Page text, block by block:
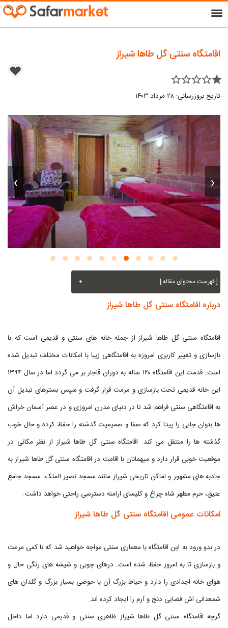
menu
اقامتگاه سنتی گل طاها شیراز
star_border star_border star_border star_border star
تاریخ بروزرسانی: ۲۸ مرداد ۱۴۰۳
‹
›
[ فهرست محتوای مقاله ] +
درباره اقامتگاه سنتی گل طاها شیراز
اقامتگاه سنتی گل طاها شیراز از جمله خانه های سنتی و قدیمی است که با
بازسازی و تغییر کاربری امروزه به اقامتگاهی زیبا با امکانات مختلف تبدیل شده
است. قدمت این اقامتگاه ۱۲۰ ساله به دوران قاجار بر می گردد اما در سال ۱۳۹۴
این خانه قدیمی تحت بازسازی و مرمت قرار گرفت و سپس بسترهای تبدیل آن
به اقامتگاهی سنتی فراهم شد تا در دنیای مدرن امروزی و در عصر آسمان خراش
ها بتوان جایی را پیدا کرد که صفا و صمیمیت گذشته را حفظ کرده و حال خوب
گذشته ها را منتقل می کند. اقامتگاه سنتی گل طاها شیراز از نظر مکانی در
موقعیت خوبی قرار دارد و میهمانان با اقامت در اقامتگاه سنتی گل طاها شیراز به
جاذبه های مشهور و اماکن تاریخی شیراز مانند مسجد نصیر الملک، مسجد جامع
عتیق، حرم مطهر شاه چراغ و کلیسای ارامنه دسترسی راحتی خواهد داشت.
امکانات عمومی اقامتگاه سنتی گل طاها شیراز
در بدو ورود به این اقامتگاه با معماری سنتی مواجه خواهید شد که با کمی مرمت
و بازسازی تا به امروز حفظ شده است. درهای چوبی و شیشه های رنگی حال و
هوای خانه اجدادی را دارد و حیاط بزرگ آن با حوضی بسیار بزرگ و گلدان های
شمعدانی اش فضایی دنج و آرم را ایجاد کرده اند.
گرچه اقامتگاه سنتی گل طاها شیراز ظاهری سنتی و قدیمی دارد اما داخل